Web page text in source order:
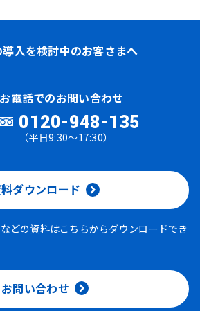
入を検討中のお客さまへ
お電話でのお問い合わせ
0120-948-135
（平日9:30～17:30）
ダウンロード
どの資料はこちらからダウンロードでき
お問い合わせ